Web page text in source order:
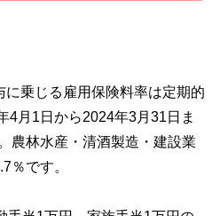
に乗じる雇用保険料率は定期的
4月1日から2024年3月31日ま
農林水産・清酒製造・建設業
％です。